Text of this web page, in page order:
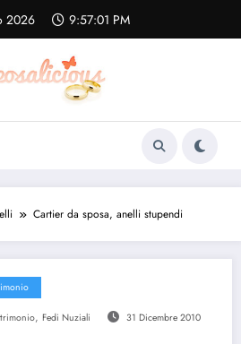
2026 9:57:01 PM
Cartier da sposa, anelli stupendi
, Fedi Nuziali 31 Dicembre 2010